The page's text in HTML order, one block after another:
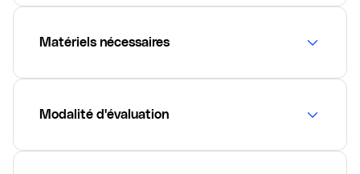
Matériels nécessaires
Modalité d'évaluation